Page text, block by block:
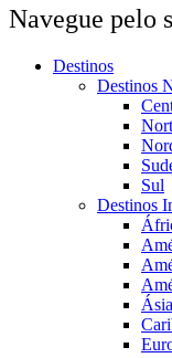
Navegue pelo
Destinos
Destinos
Sul
Destinos
Ásia